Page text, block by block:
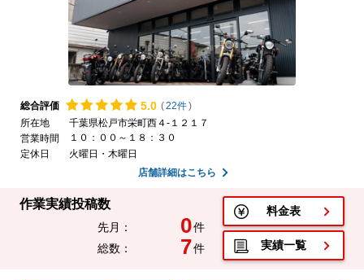
総合評価 5.0 (22件)
所在地
千葉県松戸市栄町西４-１２１７
営業時間
１０：００～１８：３０
定休日
火曜日・木曜日
店舗詳細はこちら
作業実績投稿数
先月： 0件
総数：
7件
料金表
実績一覧